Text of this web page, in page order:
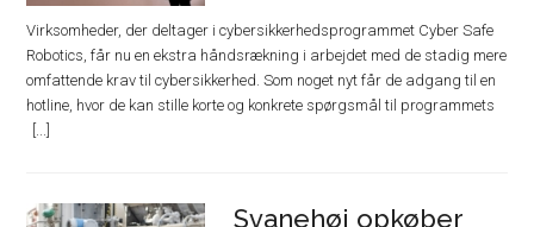
Virksomheder, der deltager i cybersikkerhedsprogrammet Cyber Safe
Robotics, får nu en ekstra håndsrækning i arbejdet med de stadig mere
omfattende krav til cybersikkerhed. Som noget nyt får de adgang til en
hotline, hvor de kan stille korte og konkrete spørgsmål til programmets
Svanehøj opkøber